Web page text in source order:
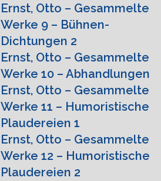
Ernst, Otto – Gesammelte
Werke 9 – Bühnen-
Dichtungen 2
Ernst, Otto – Gesammelte
Werke 10 – Abhandlungen
Ernst, Otto – Gesammelte
Werke 11 – Humoristische
Plaudereien 1
Ernst, Otto – Gesammelte
Werke 12 – Humoristische
Plaudereien 2